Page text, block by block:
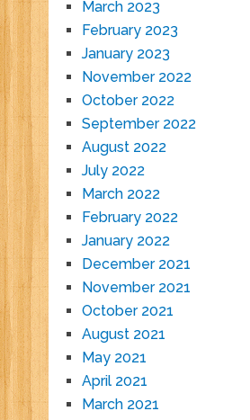
March 2023
February 2023
January 2023
November 2022
October 2022
September 2022
August 2022
July 2022
March 2022
February 2022
January 2022
December 2021
November 2021
October 2021
August 2021
May 2021
April 2021
March 2021